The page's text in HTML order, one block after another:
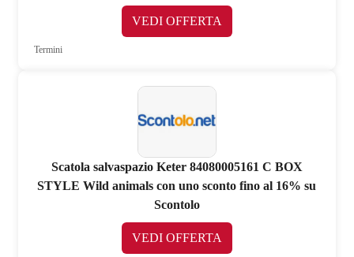
VEDI OFFERTA
Termini
Scatola salvaspazio Keter 84080005161 C BOX
STYLE Wild animals con uno sconto fino al 16% su
Scontolo
VEDI OFFERTA